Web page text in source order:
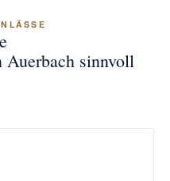
sinnvoll